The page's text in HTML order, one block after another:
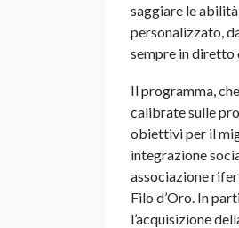
saggiare le
personalizzato,
sempre in
Il programma,
calibrate sulle
obiettivi per il
integrazione
associazione
Filo d’Oro. In
l’acquisizione